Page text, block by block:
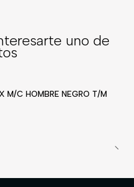
uno de
M/C HOMBRE NEGRO T/M